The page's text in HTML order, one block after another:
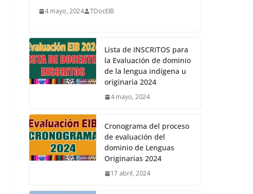
4 mayo, 2024 TDocEIB
Lista de INSCRITOS para
la Evaluación de dominio
de la lengua indígena u
originaria 2024
4 mayo, 2024
Cronograma del proceso
de evaluación del
dominio de Lenguas
Originarias 2024
17 abril, 2024